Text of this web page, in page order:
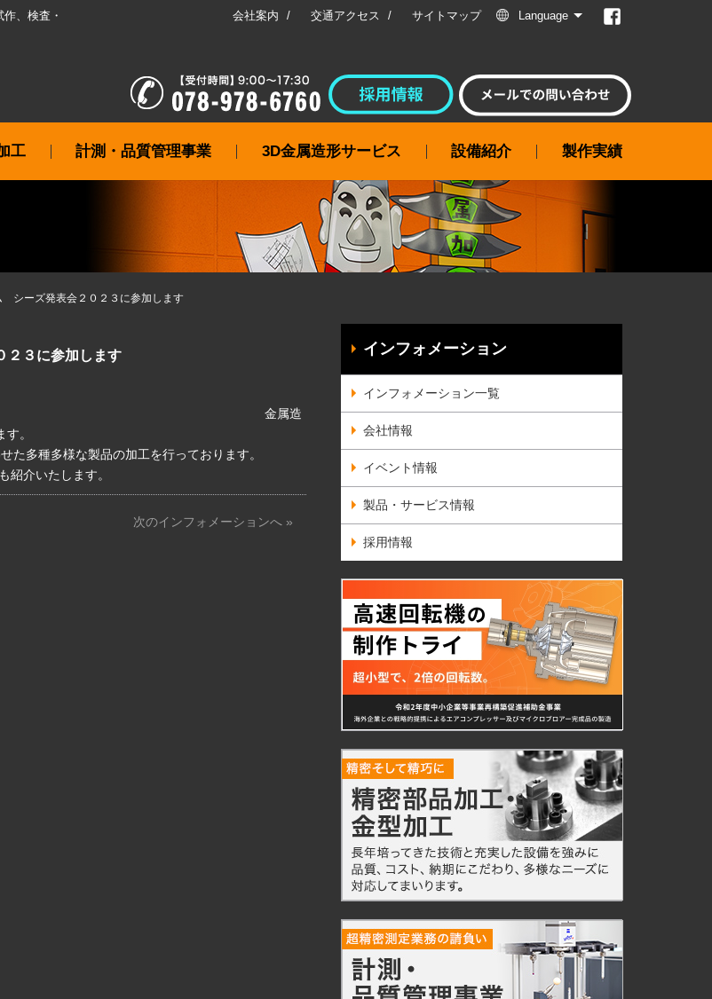
、検査・
会社案内 交通アクセス サイトマップ Language
工 計測・品質管理事業 3D金属造形サービス 設備紹介 製作実績
シーズ発表会２０２３に参加します
２３に参加します
金属造
。
た多種多様な製品の加工を行っております。
紹介いたします。
次のインフォメーションへ »
インフォメーション
インフォメーション一覧
会社情報
イベント情報
製品・サービス情報
採用情報